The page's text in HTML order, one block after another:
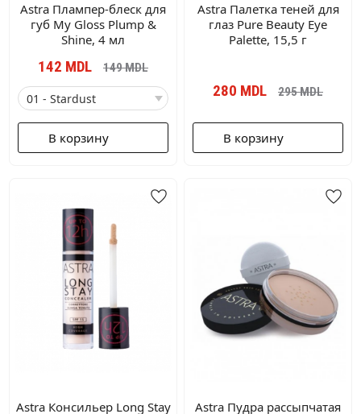
Astra Плампер-блеск для
губ My Gloss Plump &
Shine, 4 мл
142 MDL 149MDL
В корзину
Astra Палетка теней для
глаз Pure Beauty Eye
Palette, 15,5 г
280 MDL 295MDL
В корзину
Astra Консильер Long Stay Astra Пудра рассыпчатая